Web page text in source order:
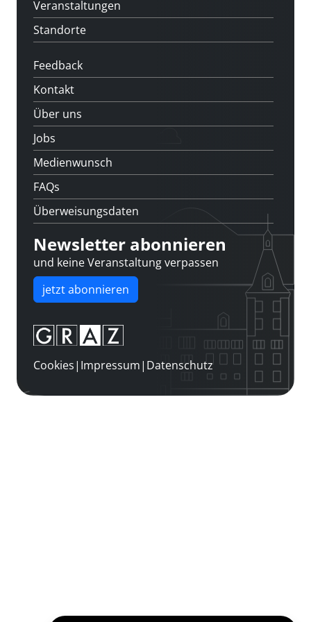
Veranstaltungen
Standorte
Feedback
Kontakt
Über uns
Jobs
Medienwunsch
FAQs
Überweisungsdaten
Newsletter abonnieren
und keine Veranstaltung verpassen
jetzt abonnieren
Cookies| Impressum| Datenschutz